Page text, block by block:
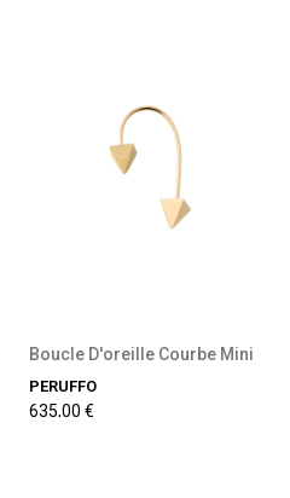
Boucle D'oreille Courbe Mini
PERUFFO
Précommande disponible
635,00 €